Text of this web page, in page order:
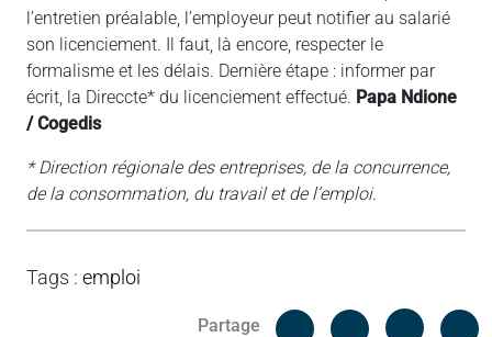
l’entretien préalable, l’employeur peut notifier au salarié
son licenciement. Il faut, là encore, respecter le
formalisme et les délais. Dernière étape : informer par
écrit, la Direccte* du licenciement effectué. Papa Ndione
/ Cogedis
* Direction régionale des entreprises, de la concurrence,
de la consommation, du travail et de l’emploi.
Tags : emploi
Partage
Facebook